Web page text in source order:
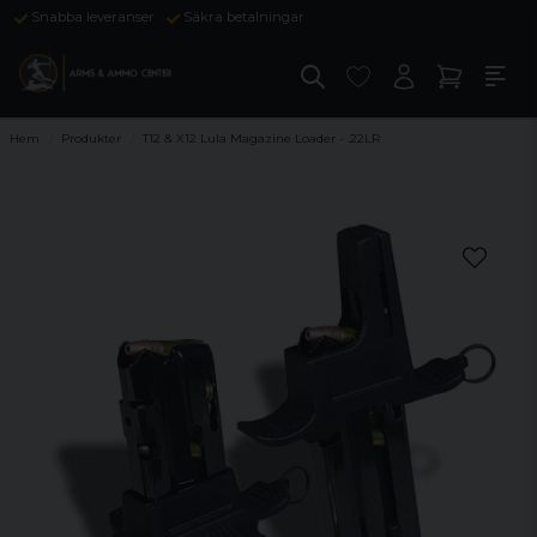
Snabba leveranser Säkra betalningar
Hem Produkter T12 & X12 Lula Magazine Loader - .22LR